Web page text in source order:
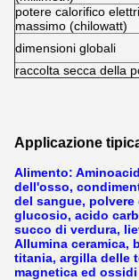
potere calorifico
massimo (chilowatt)
dimensioni globali
raccolta secca della
Applicazione
Alimento:
dell'osso,
del sangue,
glucosio, acido
succo di verdura,
Allumina ceramica,
titania, argilla delle
magnetica ed